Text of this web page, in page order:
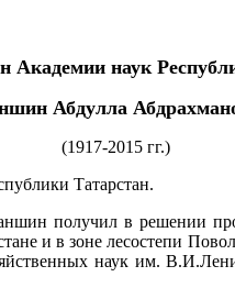
Академии наук
Абдулла
(1917-2015 гг.)
Татарстан.
получил в решении
и в зоне лесостепи
наук им.